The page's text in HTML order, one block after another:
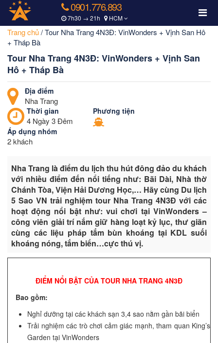
0901.776.893
7h30 → 21h HCM
Trang chủ/Tour Nha Trang 4N3Đ: VinWonders + Vịnh San Hô
+ Tháp Bà
Tour Nha Trang 4N3Đ: VinWonders + Vịnh San
Hô + Tháp Bà
Địa điểm
Nha Trang
Thời gian
4 Ngày 3 Đêm
Phương tiện
Áp dụng nhóm
2 khách
Nha Trang là điểm du lịch thu hút đông đảo du khách
với nhiều điểm đến nổi tiếng như: Bãi Dài, Nhà thờ
Chánh Tòa, Viện Hải Dương Học,… Hãy cùng Du lịch
5 Sao VN trải nghiệm tour Nha Trang 4N3Đ với các
hoạt động nổi bật như: vui chơi tại VinWonders –
công viên giải trí nắm giữ hàng loạt kỷ lục, thư giãn
cùng các liệu pháp tắm bùn khoáng tại KDL suối
khoáng nóng, tắm biển…cực thú vị.
ĐIỂM NỔI BẬT CỦA TOUR NHA TRANG 4N3Đ
Bao gồm:
Nghỉ dưỡng tại các khách sạn 3,4 sao nằm gần bãi biển
Trải nghiệm các trò chơi cảm giác mạnh, tham quan King’s
Garden tại VinWonders